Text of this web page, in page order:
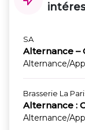
SA
Alternance –
Alternance/
Brasserie La
Alternance :
Alternance/